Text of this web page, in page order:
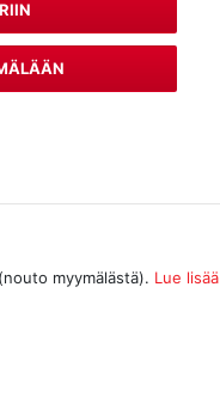
myymälästä). Lue lisää